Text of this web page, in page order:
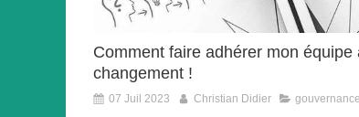
Comment faire adhérer mon équipe
changement !
07 Juil 2023 Christian Didier gouvernance